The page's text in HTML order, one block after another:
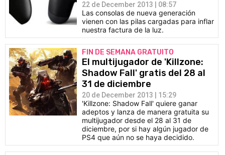
22 de December 2013 | 08:57
Las consolas de nueva generación
vienen con las pilas cargadas para inflar
nuestra factura de la luz.
FIN DE SEMANA GRATUITO
El multijugador de 'Killzone:
Shadow Fall' gratis del 28 al
31 de diciembre
20 de December 2013 | 15:29
'Killzone: Shadow Fall' quiere ganar
adeptos y lanza de manera gratuita su
multijugador desde el 28 al 31 de
diciembre, por si hay algún jugador de
PS4 que aún no se haya decidido.